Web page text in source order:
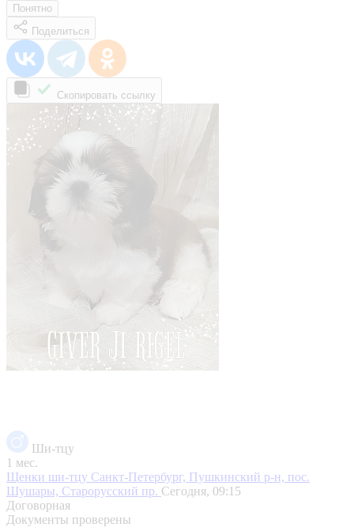
Понятно
Поделиться
Скопировать ссылку
Ши-тцу
1 мес.
Щенки ши-тцу Санкт-Петербург, Пушкинский р-н, пос.
Шушары, Старорусский пр. Сегодня, 09:15
Договорная
Документы проверены